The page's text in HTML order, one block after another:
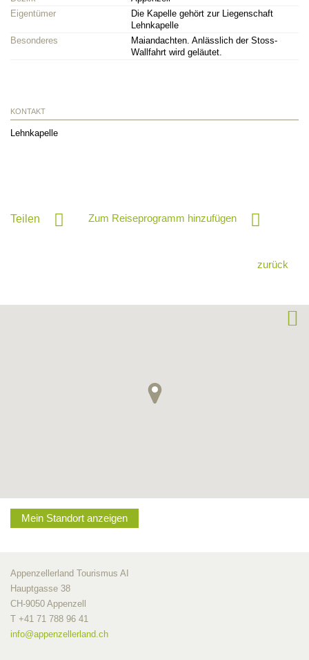
Eigentümer
Die Kapelle gehört zur Liegenschaft
Lehnkapelle
Besonderes
Maiandachten. Anlässlich der Stoss-
Wallfahrt wird geläutet.
KONTAKT
Lehnkapelle
Teilen Zum Reiseprogramm hinzufügen
zurück
Mein Standort anzeigen
Appenzellerland Tourismus AI
Hauptgasse 38
CH-9050 Appenzell
T +41 71 788 96 41
info@appenzellerland.ch